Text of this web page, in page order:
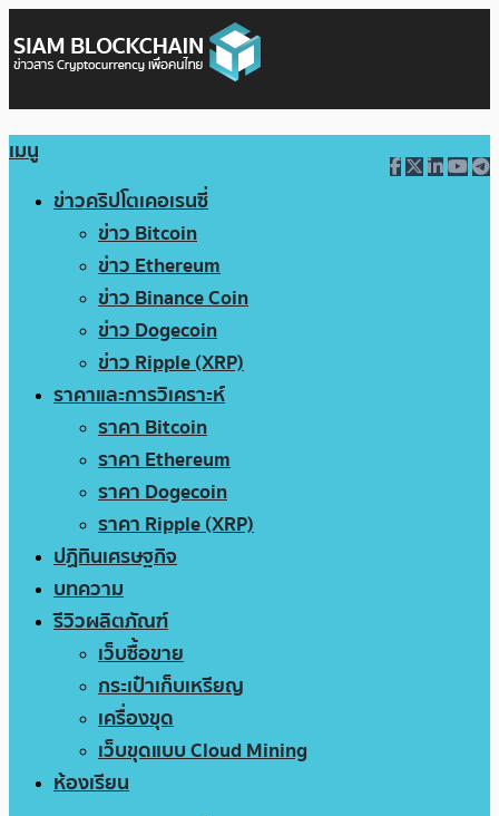
เมนู
ข่าวคริปโตเคอเรนซี่
ข่าว Bitcoin
ข่าว Ethereum
ข่าว Binance Coin
ข่าว Dogecoin
ข่าว Ripple (XRP)
ราคาและการวิเคราะห์
ราคา Bitcoin
ราคา Ethereum
ราคา Dogecoin
ราคา Ripple (XRP)
ปฏิทินเศรษฐกิจ
บทความ
รีวิวผลิตภัณฑ์
เว็บซื้อขาย
กระเป๋าเก็บเหรียญ
เครื่องขุด
เว็บขุดแบบ Cloud Mining
ห้องเรียน